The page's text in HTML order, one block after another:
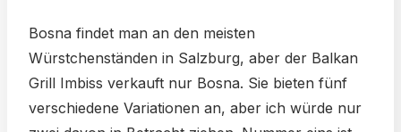
Bosna findet man an den meisten
Würstchenständen in Salzburg, aber der Balkan
Grill Imbiss verkauft nur Bosna. Sie bieten fünf
verschiedene Variationen an, aber ich würde nur